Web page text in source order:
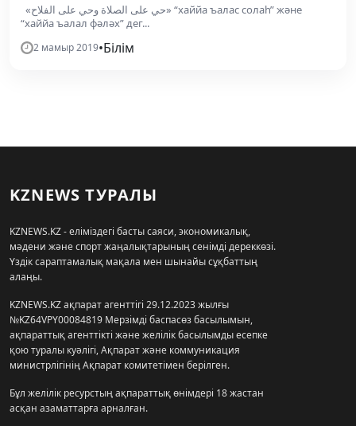
«حي على الصلاة وحي على الفلاح» “хаййа ъалас солаһ” және
“хаййа ъалал фәләх” дег...
2 мамыр 2019•Білім
KZNEWS ТУРАЛЫ
KZNEWS.KZ - еліміздегі басты саяси, экономикалық,
мәдени және спорт жаңалықтарының сенімді дереккөзі.
Үздік сараптамалық мақала мен шынайы сұқбаттың
алаңы.
KZNEWS.KZ ақпарат агенттігі 29.12.2023 жылғы
№KZ64VPY00084819 Мерзімді баспасөз басылымын,
ақпараттық агенттікті және желілік басылымды есепке
қою туралы куәлігі, Ақпарат және коммуникация
министрлігінің Ақпарат комитетімен берілген.
Бұл желілік ресурстың ақпараттық өнімдері 18 жастан
асқан азаматтарға арналған.